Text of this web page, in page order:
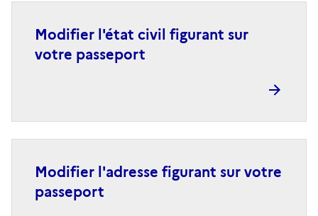
Modifier l'état civil figurant sur
votre passeport
Modifier l'adresse figurant sur votre
passeport